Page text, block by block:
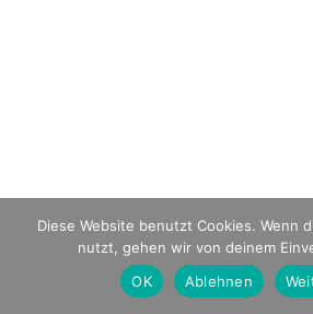
Diese Website benutzt Cookies. Wenn
nutzt, gehen wir von deinem
OK
Ablehnen